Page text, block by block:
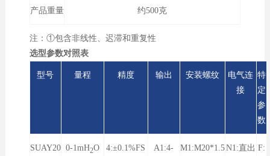
产品重量 约500克
注：①包含非线性、迟滞和重复性
选型参数对照表
型号 量程 精度 输出 安装螺纹
电气连
接
特
定
参
数
SUAY20 0-1mH2O
4:±0.1%FS
A1:4-
M1:M20*1.5N1:直出 F: